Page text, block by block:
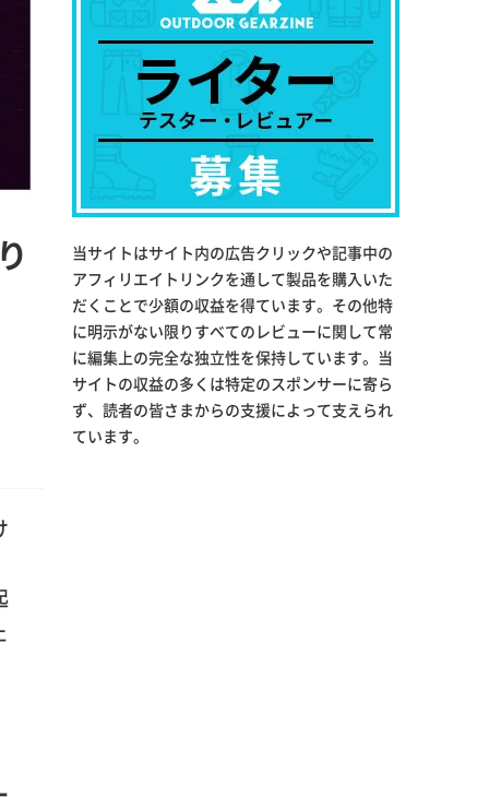
当サイトはサイト内の広告クリックや記事中の
アフィリエイトリンクを通して製品を購入いた
だくことで少額の収益を得ています。その他特
に明示がない限りすべてのレビューに関して常
に編集上の完全な独立性を保持しています。当
サイトの収益の多くは特定のスポンサーに寄ら
ず、読者の皆さまからの支援によって支えられ
ています。